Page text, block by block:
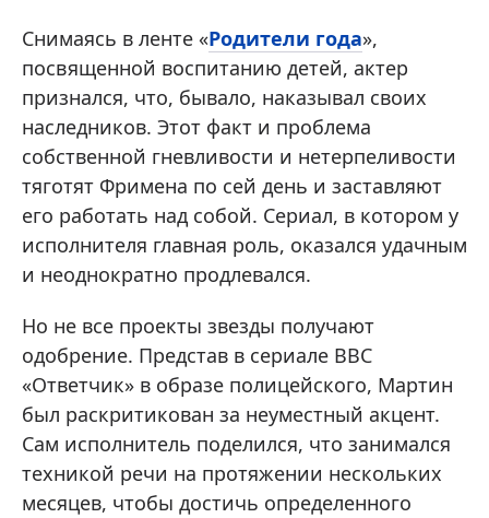
Снимаясь в ленте «Родители года»,
посвященной воспитанию детей, актер
признался, что, бывало, наказывал своих
наследников. Этот факт и проблема
собственной гневливости и нетерпеливости
тяготят Фримена по сей день и заставляют
его работать над собой. Сериал, в котором у
исполнителя главная роль, оказался удачным
и неоднократно продлевался.
Но не все проекты звезды получают
одобрение. Представ в сериале BBC
«Ответчик» в образе полицейского, Мартин
был раскритикован за неуместный акцент.
Сам исполнитель поделился, что занимался
техникой речи на протяжении нескольких
месяцев, чтобы достичь определенного